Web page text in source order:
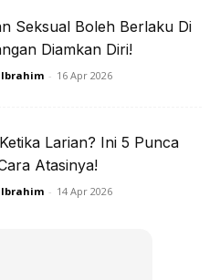
pantang makan
Seksual Boleh Berlaku Di
Diamkan Diri!
- 16 Apr 2026
Larian? Ini 5 Punca
Atasinya!
- 14 Apr 2026